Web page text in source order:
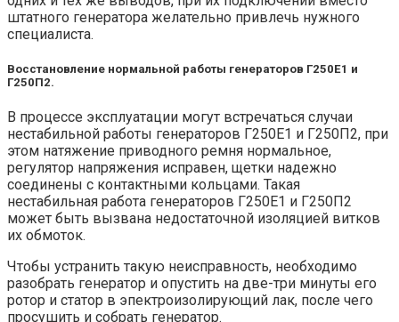
штатного генератора желательно привлечь нужного
специалиста.
Восстановление нормальной работы генераторов Г250Е1 и
Г250П2.
В процессе эксплуатации могут встречаться случаи
нестабильной работы генераторов Г250Е1 и Г250П2, при
этом натяжение приводного ремня нормальное,
регулятор напряжения исправен, щетки надежно
соединены с контактными кольцами. Такая
нестабильная работа генераторов Г250Е1 и Г250П2
может быть вызвана недостаточной изоляцией витков
их обмоток.
Чтобы устранить такую неисправность, необходимо
разобрать генератор и опустить на две-три минуты его
ротор и статор в эпектроизолирующий лак, после чего
просушить и собрать генератор.